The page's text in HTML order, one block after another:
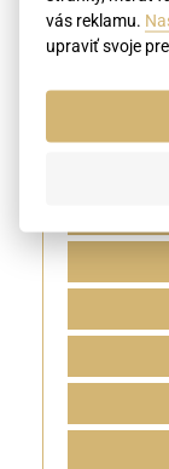
vás reklamu.
upraviť svoje